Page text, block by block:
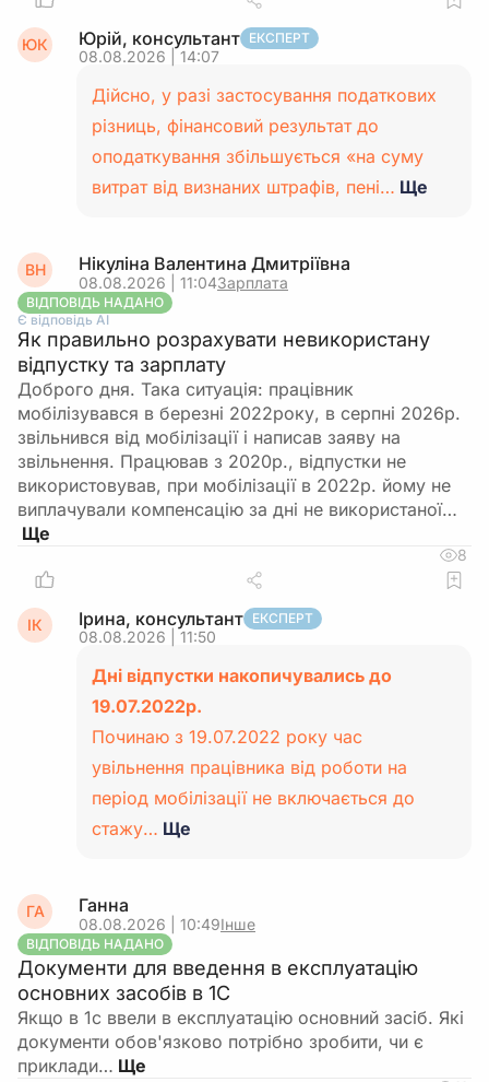
ЮК Юрій, консультант ЕКСПЕРТ
08.08.2026 | 14:07
Дійсно, у разі застосування податкових
різниць, фінансовий результат до
оподаткування збільшується «на суму
витрат від визнаних штрафів, пені… Ще
ВН Нікуліна Валентина Дмитріївна
08.08.2026 | 11:04Зарплата
ВІДПОВІДЬ НАДАНО
Є відповідь АІ
Як правильно розрахувати невикористану
відпустку та зарплату
Доброго дня. Така ситуація: працівник
мобілізувався в березні 2022року, в серпні 2026р.
звільнився від мобілізації і написав заяву на
звільнення. Працював з 2020р., відпустки не
використовував, при мобілізації в 2022р. йому не
виплачували компенсацію за дні не використаної…
8
ІК Ірина, консультант ЕКСПЕРТ
08.08.2026 | 11:50
Дні відпустки накопичувались до
19.07.2022р.
Починаю з 19.07.2022 року час
увільнення працівника від роботи на
період мобілізації не включається до
стажу… Ще
ГА Ганна
08.08.2026 | 10:49Інше
ВІДПОВІДЬ НАДАНО
Документи для введення в експлуатацію
основних засобів в 1С
Якщо в 1с ввели в експлуатацію основний засіб. Які
документи обов'язково потрібно зробити, чи є
приклади…